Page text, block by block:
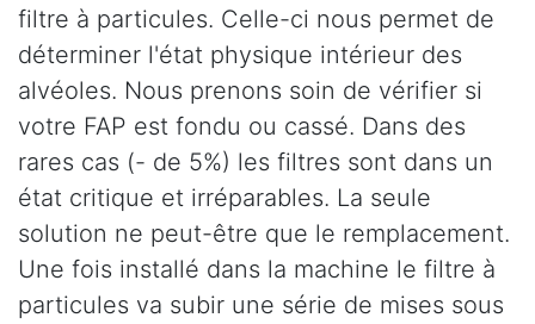
filtre à particules. Celle-ci nous permet de
déterminer l'état physique intérieur des
alvéoles. Nous prenons soin de vérifier si
votre FAP est fondu ou cassé. Dans des
rares cas (- de 5%) les filtres sont dans un
état critique et irréparables. La seule
solution ne peut-être que le remplacement.
Une fois installé dans la machine le filtre à
particules va subir une série de mises sous